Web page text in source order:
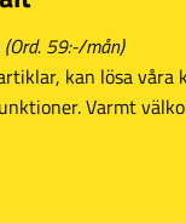
(Ord. 59:-/mån)
kan lösa våra
Varmt